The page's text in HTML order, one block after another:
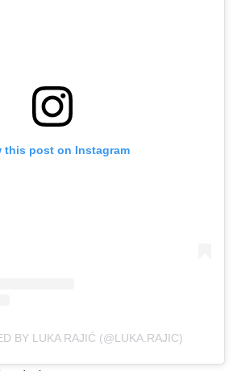
this post on Instagram
BY LUKA RAJIĆ (@LUKA.RAJIC)